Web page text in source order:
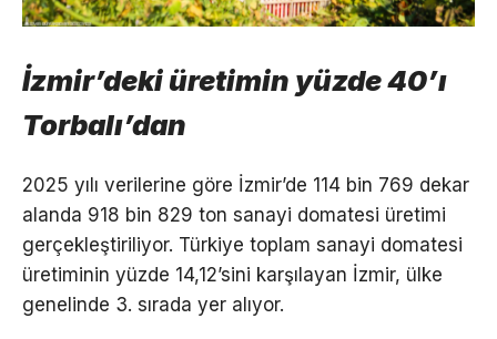
İzmir’deki üretimin yüzde 40’ı
Torbalı’dan
2025 yılı verilerine göre İzmir’de 114 bin 769 dekar
alanda 918 bin 829 ton sanayi domatesi üretimi
gerçekleştiriliyor. Türkiye toplam sanayi domatesi
üretiminin yüzde 14,12’sini karşılayan İzmir, ülke
genelinde 3. sırada yer alıyor.